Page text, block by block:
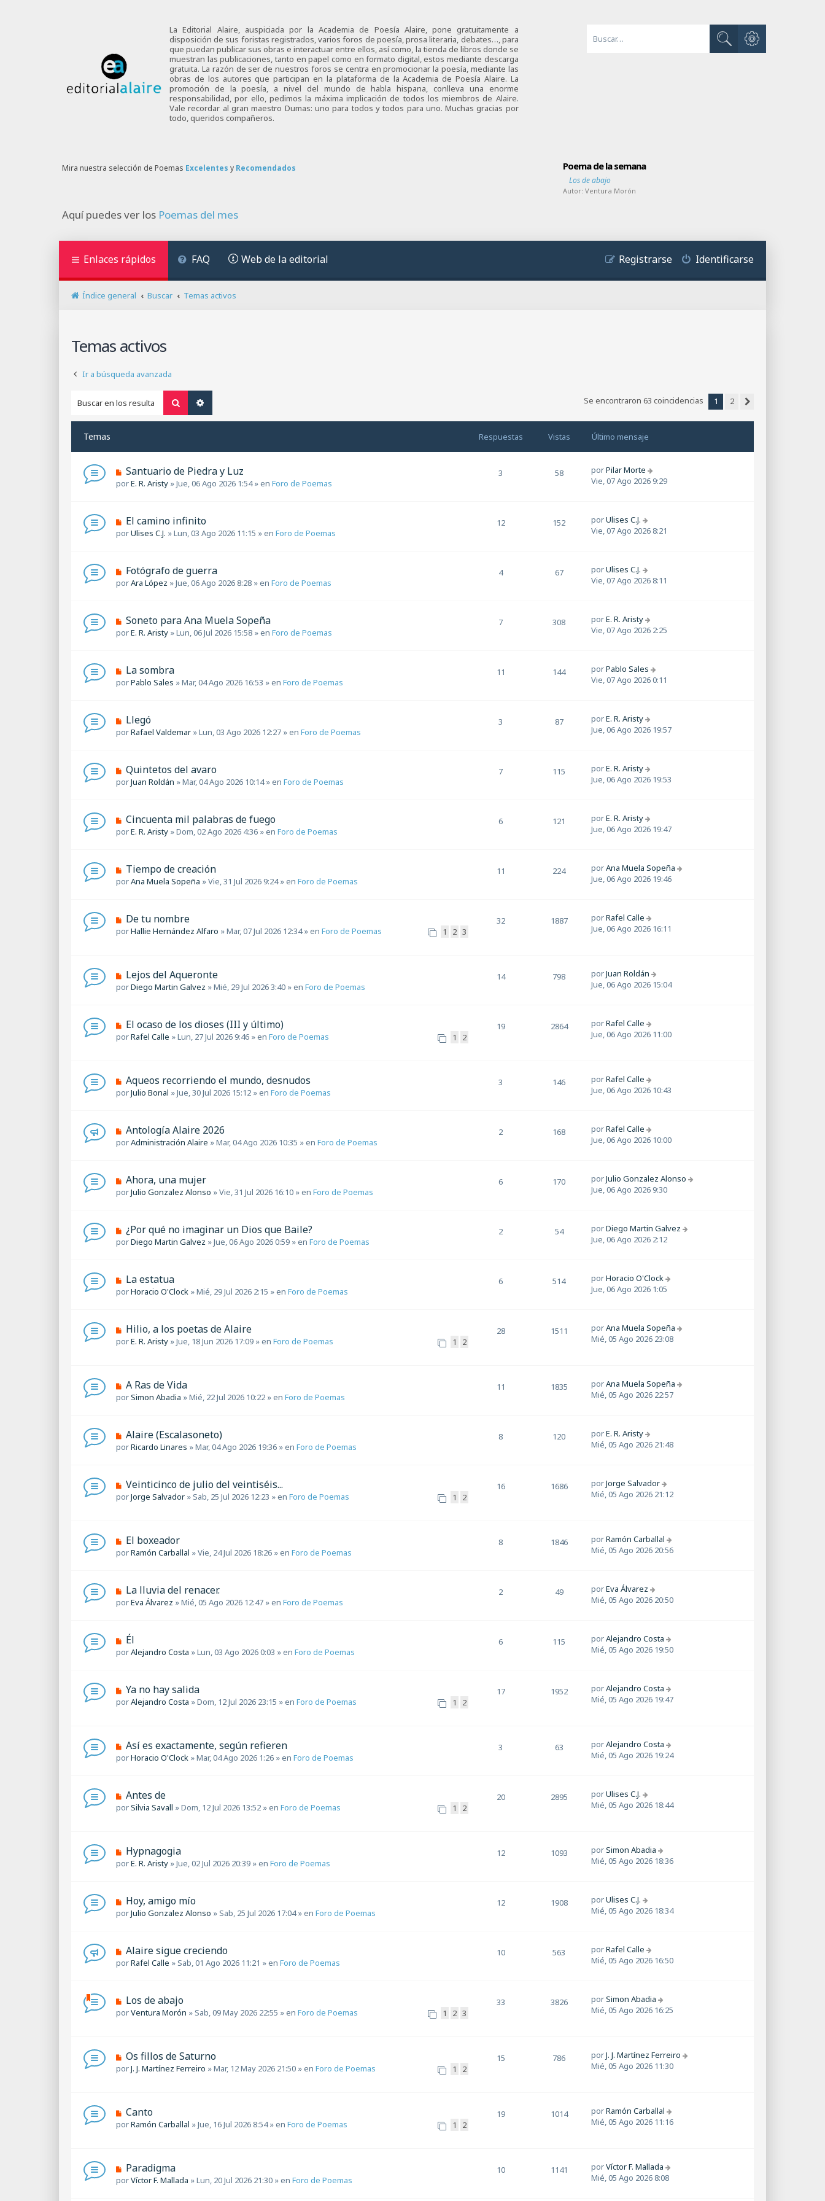
La Editorial Alaire, auspiciada por la Academia de Poesía Alaire, pone gratuitamente a
disposición de sus foristas registrados, varios foros de poesía, prosa literaria, debates…, para
que puedan publicar sus obras e interactuar entre ellos, así como, la tienda de libros donde se
muestran las publicaciones, tanto en papel como en formato digital, estos mediante descarga
gratuita. La razón de ser de nuestros foros se centra en promocionar la poesía, mediante las
obras de los autores que participan en la plataforma de la Academia de Poesía Alaire. La
promoción de la poesía, a nivel del mundo de habla hispana, conlleva una enorme
responsabilidad, por ello, pedimos la máxima implicación de todos los miembros de Alaire.
Vale recordar al gran maestro Dumas: uno para todos y todos para uno. Muchas gracias por
todo, queridos compañeros.
Buscar
Búsqueda avanzada
Mira nuestra selección de Poemas Excelentes y Recomendados Poema de la semana
Los de abajo
Autor:Ventura Morón
Aquí puedes ver los Poemas del mes
Enlaces rápidos FAQ Web de la editorial Identificarse
Registrarse
Índice general Buscar Temas activos
Temas activos
Ir a búsqueda avanzada
Buscar Se encontraron 63 coincidencias 1
2
Temas Respuestas Vistas Último mensaje
N
u
m
e
a
j
Santuario de Piedra y Luz
porE. R. Aristy »Jue, 06 Ago 2026 1:54» en Foro de Poemas
3 58 porPilar Morte
Vie, 07 Ago 2026 9:29
N
u
m
e
a
j
El camino infinito
porUlises C.J. »Lun, 03 Ago 2026 11:15 » en Foro de Poemas
12 152 porUlises C.J.
Vie, 07 Ago 2026 8:21
N
u
m
e
a
j
Fotógrafo de guerra
porAra López »Jue, 06 Ago 2026 8:28 » en Foro de Poemas
4 67 porUlises C.J.
Vie, 07 Ago 2026 8:11
N
u
m
e
a
j
Soneto para Ana Muela Sopeña
porE. R. Aristy »Lun, 06 Jul 2026 15:58 » en Foro de Poemas
7 308 porE. R. Aristy
Vie, 07 Ago 2026 2:25
N
u
m
e
a
j
La sombra
porPablo Sales »Mar, 04 Ago 2026 16:53 » en Foro de Poemas
11 144 porPablo Sales
Vie, 07 Ago 2026 0:11
N
u
m
e
a
j
Llegó
porRafael Valdemar »Lun, 03 Ago 2026 12:27 » en Foro de Poemas
3 87 porE. R. Aristy
Jue, 06 Ago 2026 19:57
N
u
m
e
a
j
Quintetos del avaro
porJuan Roldán »Mar, 04 Ago 2026 10:14» en Foro de Poemas
7 115 porE. R. Aristy
Jue, 06 Ago 2026 19:53
N
u
m
e
a
j
Cincuenta mil palabras de fuego
porE. R. Aristy »Dom, 02 Ago 2026 4:36 » en Foro de Poemas
6 121 porE. R. Aristy
Jue, 06 Ago 2026 19:47
N
u
m
e
e
Tiempo de creación
porAna Muela Sopeña »Vie, 31 Jul 2026 9:24» en Foro de Poemas
11 224 porAna Muela Sopeña
Jue, 06 Ago 2026 19:46
N
u
m
e
e
De tu nombre
porHallie Hernández Alfaro »Mar, 07 Jul 2026 12:34» en Foro de Poemas 1 2 3
32 1887 porRafel Calle
Jue, 06 Ago 2026 16:11
N
u
m
e
e
Lejos del Aqueronte
porDiego Martin Galvez »Mié, 29 Jul 2026 3:40 » en Foro de Poemas
14 798 porJuan Roldán
Jue, 06 Ago 2026 15:04
N
u
m
e
e
El ocaso de los dioses (III y último)
porRafel Calle »Lun, 27 Jul 2026 9:46 » en Foro de Poemas 1 2
19 2864 porRafel Calle
Jue, 06 Ago 2026 11:00
N
u
m
e
a
j
Aqueos recorriendo el mundo, desnudos
porJulio Bonal »Jue, 30 Jul 2026 15:12 » en Foro de Poemas
3 146 porRafel Calle
Jue, 06 Ago 2026 10:43
N
u
m
e
j
Antología Alaire 2026
porAdministración Alaire »Mar, 04 Ago 2026 10:35 » en Foro de Poemas
2 168 porRafel Calle
Jue, 06 Ago 2026 10:00
N
u
m
e
a
j
Ahora, una mujer
porJulio Gonzalez Alonso »Vie, 31 Jul 2026 16:10 » en Foro de Poemas
6 170 porJulio Gonzalez Alonso
Jue, 06 Ago 2026 9:30
N
u
m
e
a
j
¿Por qué no imaginar un Dios que Baile?
porDiego Martin Galvez »Jue, 06 Ago 2026 0:59 » en Foro de Poemas
2 54 porDiego Martin Galvez
Jue, 06 Ago 2026 2:12
N
u
m
e
e
La estatua
porHoracio O'Clock »Mié, 29 Jul 2026 2:15 » en Foro de Poemas
6 514 porHoracio O'Clock
Jue, 06 Ago 2026 1:05
N
u
m
e
e
Hilio, a los poetas de Alaire
porE. R. Aristy »Jue, 18 Jun 2026 17:09 » en Foro de Poemas 1 2
28 1511 porAna Muela Sopeña
Mié, 05 Ago 2026 23:08
N
u
m
e
a
j
A Ras de Vida
porSimon Abadia »Mié, 22 Jul 2026 10:22 » en Foro de Poemas
11 1835 porAna Muela Sopeña
Mié, 05 Ago 2026 22:57
N
u
m
e
e
Alaire (Escalasoneto)
porRicardo Linares »Mar, 04 Ago 2026 19:36 » en Foro de Poemas
8 120 porE. R. Aristy
Mié, 05 Ago 2026 21:48
N
u
m
e
e
Veinticinco de julio del veintiséis...
porJorge Salvador » Sab, 25 Jul 2026 12:23 » en Foro de Poemas 1 2
16 1686 porJorge Salvador
Mié, 05 Ago 2026 21:12
N
u
m
e
a
j
El boxeador
porRamón Carballal »Vie, 24 Jul 2026 18:26 » en Foro de Poemas
8 1846 porRamón Carballal
Mié, 05 Ago 2026 20:56
N
u
m
e
a
j
La lluvia del renacer.
porEva Álvarez »Mié, 05 Ago 2026 12:47 » en Foro de Poemas
2 49 porEva Álvarez
Mié, 05 Ago 2026 20:50
N
u
m
e
e
Él
porAlejandro Costa »Lun, 03 Ago 2026 0:03 » en Foro de Poemas
6 115 porAlejandro Costa
Mié, 05 Ago 2026 19:50
N
u
m
e
e
Ya no hay salida
porAlejandro Costa »Dom, 12 Jul 2026 23:15 » en Foro de Poemas 1 2
17 1952 porAlejandro Costa
Mié, 05 Ago 2026 19:47
N
u
m
e
e
Así es exactamente, según refieren
porHoracio O'Clock »Mar, 04 Ago 2026 1:26 » en Foro de Poemas
3 63 porAlejandro Costa
Mié, 05 Ago 2026 19:24
N
u
m
e
e
Antes de
porSilvia Savall »Dom, 12 Jul 2026 13:52 » en Foro de Poemas 1 2
20 2895 porUlises C.J.
Mié, 05 Ago 2026 18:44
N
u
m
e
a
j
Hypnagogia
porE. R. Aristy »Jue, 02 Jul 2026 20:39 » en Foro de Poemas
12 1093 porSimon Abadia
Mié, 05 Ago 2026 18:36
N
u
m
e
a
j
Hoy, amigo mío
porJulio Gonzalez Alonso » Sab, 25 Jul 2026 17:04» en Foro de Poemas
12 1908 porUlises C.J.
Mié, 05 Ago 2026 18:34
N
u
m
e
e
Alaire sigue creciendo
porRafel Calle » Sab, 01 Ago 2026 11:21 » en Foro de Poemas
10 563 porRafel Calle
Mié, 05 Ago 2026 16:50
N
u
m
e
Los de abajo
porVentura Morón » Sab, 09 May 2026 22:55 » en Foro de Poemas 1 2 3
33 3826 porSimon Abadia
Mié, 05 Ago 2026 16:25
N
u
m
e
Os fillos de Saturno
porJ. J. Martínez Ferreiro »Mar, 12 May 2026 21:50 » en Foro de Poemas 1 2
15 786 porJ. J. Martínez Ferreiro
Mié, 05 Ago 2026 11:30
N
u
m
e
Canto
porRamón Carballal »Jue, 16 Jul 2026 8:54» en Foro de Poemas 1 2
19 1014 porRamón Carballal
Mié, 05 Ago 2026 11:16
N
u
Paradigma
porVíctor F. Mallada »Lun, 20 Jul 2026 21:30 » en Foro de Poemas
10 1141 porVíctor F. Mallada
Mié, 05 Ago 2026 8:08